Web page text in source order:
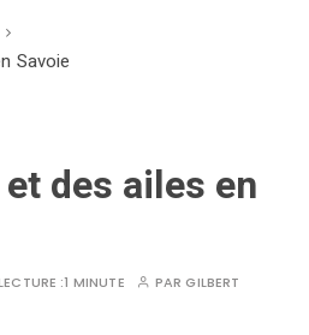
Savoie
des ailes en
:1 MINUTE PARGILBERT